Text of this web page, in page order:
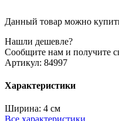
Данный товар можно
Нашли дешевле?
Сообщите нам и получите
Артикул: 84997
Характеристики
Ширина: 4 см